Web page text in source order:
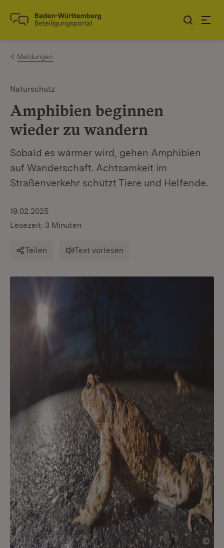
Zum Inhalt springen
Link zur Startseite
Meldungen
Naturschutz
Amphibien beginnen
wieder zu wandern
Sobald es wärmer wird, gehen Amphibien
auf Wanderschaft. Achtsamkeit im
Straßenverkehr schützt Tiere und Helfende.
19.02.2025
Lesezeit: 3 Minuten
Teilen Text vorlesen